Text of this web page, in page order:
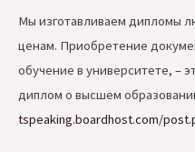
Мы изготавливаем дипломы
ценам. Приобретение
обучение в университете, –
диплом о высшем
tspeaking.boardhost.com/